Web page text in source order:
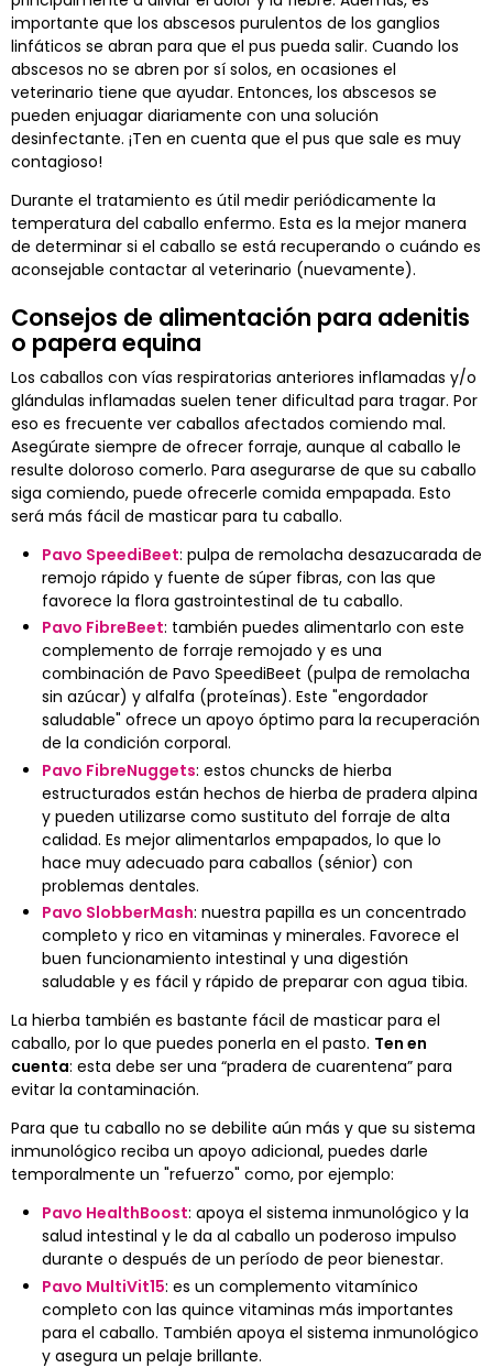
importante que los abscesos purulentos de los ganglios
linfáticos se abran para que el pus pueda salir. Cuando los
abscesos no se abren por sí solos, en ocasiones el
veterinario tiene que ayudar. Entonces, los abscesos se
pueden enjuagar diariamente con una solución
desinfectante. ¡Ten en cuenta que el pus que sale es muy
contagioso!
Durante el tratamiento es útil medir periódicamente la
temperatura del caballo enfermo. Esta es la mejor manera
de determinar si el caballo se está recuperando o cuándo es
aconsejable contactar al veterinario (nuevamente).
Consejos de alimentación para adenitis
o papera equina
Los caballos con vías respiratorias anteriores inflamadas y/o
glándulas inflamadas suelen tener dificultad para tragar. Por
eso es frecuente ver caballos afectados comiendo mal.
Asegúrate siempre de ofrecer forraje, aunque al caballo le
resulte doloroso comerlo. Para asegurarse de que su caballo
siga comiendo, puede ofrecerle comida empapada. Esto
será más fácil de masticar para tu caballo.
Pavo SpeediBeet: pulpa de remolacha desazucarada de
remojo rápido y fuente de súper fibras, con las que
favorece la flora gastrointestinal de tu caballo.
Pavo FibreBeet: también puedes alimentarlo con este
complemento de forraje remojado y es una
combinación de Pavo SpeediBeet (pulpa de remolacha
sin azúcar) y alfalfa (proteínas). Este "engordador
saludable" ofrece un apoyo óptimo para la recuperación
de la condición corporal.
Pavo FibreNuggets: estos chuncks de hierba
estructurados están hechos de hierba de pradera alpina
y pueden utilizarse como sustituto del forraje de alta
calidad. Es mejor alimentarlos empapados, lo que lo
hace muy adecuado para caballos (sénior) con
problemas dentales.
Pavo SlobberMash: nuestra papilla es un concentrado
completo y rico en vitaminas y minerales. Favorece el
buen funcionamiento intestinal y una digestión
saludable y es fácil y rápido de preparar con agua tibia.
La hierba también es bastante fácil de masticar para el
caballo, por lo que puedes ponerla en el pasto. Ten en
cuenta: esta debe ser una “pradera de cuarentena” para
evitar la contaminación.
Para que tu caballo no se debilite aún más y que su sistema
inmunológico reciba un apoyo adicional, puedes darle
temporalmente un "refuerzo" como, por ejemplo:
Pavo HealthBoost: apoya el sistema inmunológico y la
salud intestinal y le da al caballo un poderoso impulso
durante o después de un período de peor bienestar.
Pavo MultiVit15: es un complemento vitamínico
completo con las quince vitaminas más importantes
para el caballo. También apoya el sistema inmunológico
y asegura un pelaje brillante.